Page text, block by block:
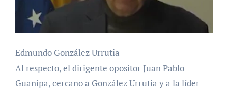
Edmundo González Urrutia
Al respecto, el dirigente opositor Juan Pablo
Guanipa, cercano a González Urrutia y a la líder